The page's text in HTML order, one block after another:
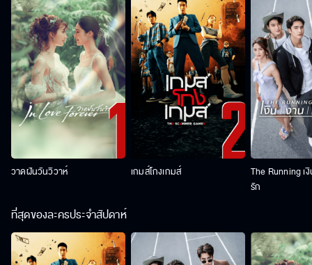
วาดฝันวันวิวาห์ เกมส์โกงเกมส์
The Running เ
รัก
ที่สุดของละครประจำสัปดาห์